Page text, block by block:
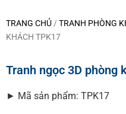
TRANG CHỦ/ TRANH PHÒNG
KHÁCH TPK17
Tranh ngọc 3D phòng
► Mã sản phẩm: TPK17